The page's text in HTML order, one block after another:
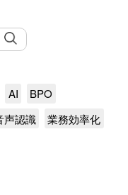
AI
BPO
声認識 業務効率化